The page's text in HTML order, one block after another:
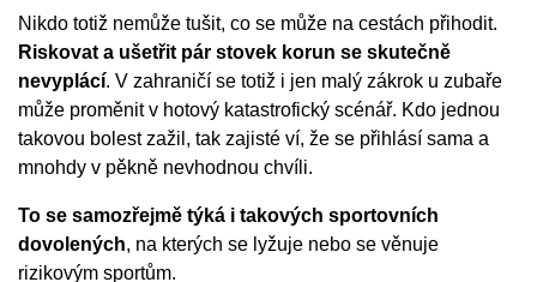
Nikdo totiž nemůže tušit, co se může na cestách přihodit.
Riskovat a ušetřit pár stovek korun se skutečně
nevyplácí. V zahraničí se totiž i jen malý zákrok u zubaře
může proměnit v hotový katastrofický scénář. Kdo jednou
takovou bolest zažil, tak zajisté ví, že se přihlásí sama a
mnohdy v pěkně nevhodnou chvíli.
To se samozřejmě týká i takových sportovních
dovolených, na kterých se lyžuje nebo se věnuje
rizikovým sportům.